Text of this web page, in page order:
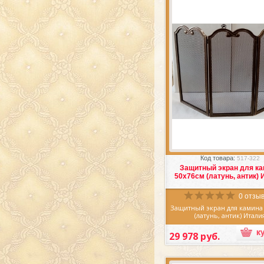
цветовом исполнении в
аксессуаров для
Код товара:517-322
Защитный экран для
50х76см (латунь, антик)
0
Защитный экран для камина
(латунь, антик)
29 978 руб.